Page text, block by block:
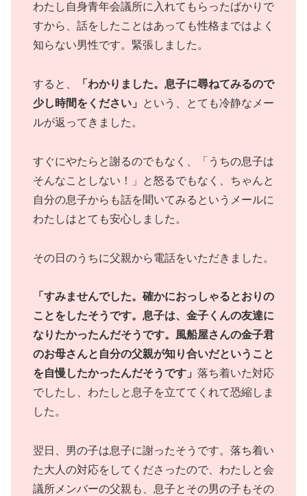
わたし自身青年会議所に入れてもらったばかりで
すから、話をしたことはあっても性格まではよく
知らない男性です。緊張しました。
すると、
「わかりました。息子に尋ねてみるので
少し時間をください」
という、とても冷静なメー
ルが返ってきました。
すぐにやたらと謝るのでもなく、「うちの息子は
そんなことしない！」と怒るでもなく、ちゃんと
自分の息子からも話を聞いてみるというメールに
わたしはとても安心しました。
その日のうちに父親から電話をいただきました。
「すみませんでした。確かにおっしゃるとおりの
ことをしたそうです。息子は、金子くんの友達に
なりたかったんだそうです。風船屋さんの金子君
のお母さんと自分の父親が知り合いだということ
を自慢したかったんだそうです」 落ち着いた対応
でしたし、わたしと息子を立ててくれて恐縮しま
した。
翌日、男の子は息子に謝ったそうです。落ち着い
た大人の対応をしてくださったので、わたしと会
議所メンバーの父親も、息子とその男の子もその